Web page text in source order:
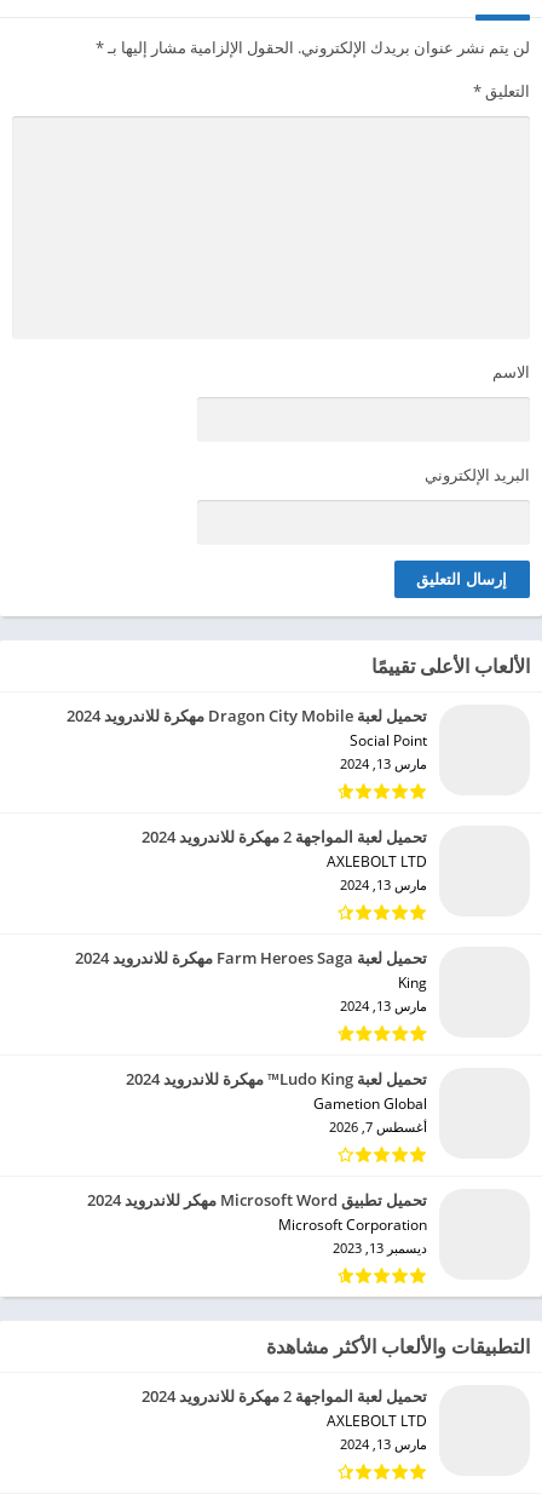
لن يتم نشر عنوان بريدك الإلكتروني. الحقول الإلزامية مشار إليها بـ*
التعليق*
الاسم
البريد الإلكتروني
الألعاب الأعلى تقييمًا
تحميل لعبة Dragon City Mobile مهكرة للاندرويد 2024
Social Point‏
مارس 13, 2024
تحميل لعبة المواجهة 2 مهكرة للاندرويد 2024
AXLEBOLT LTD‏
مارس 13, 2024
تحميل لعبة Farm Heroes Saga مهكرة للاندرويد 2024
King‏
مارس 13, 2024
تحميل لعبة Ludo King™ مهكرة للاندرويد 2024
Gametion Global‏
أغسطس 7, 2026
تحميل تطبيق Microsoft Word مهكر للاندرويد 2024
Microsoft Corporation‏
ديسمبر 13, 2023
التطبيقات والألعاب الأكثر مشاهدة
تحميل لعبة المواجهة 2 مهكرة للاندرويد 2024
AXLEBOLT LTD‏
مارس 13, 2024